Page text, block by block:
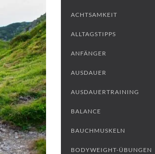
ACHTSAMKEIT
ALLTAGSTIPPS
ANFÄNGER
AUSDAUER
AUSDAUERTRAINING
BALANCE
BAUCHMUSKELN
BODYWEIGHT-ÜBUNGEN